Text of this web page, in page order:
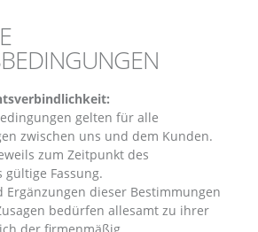
gelten für alle
zwischen uns und dem Kunden.
zum Zeitpunkt des
gültige Fassung.
Ergänzungen dieser Bestimmungen
bedürfen allesamt zu ihrer